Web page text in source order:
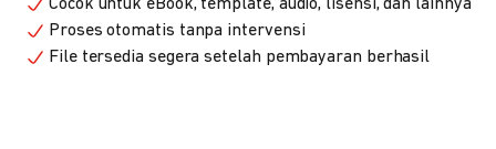
Cocok untuk eBook, template, audio, lisensi, dan lainnya
Proses otomatis tanpa intervensi
File tersedia segera setelah pembayaran berhasil